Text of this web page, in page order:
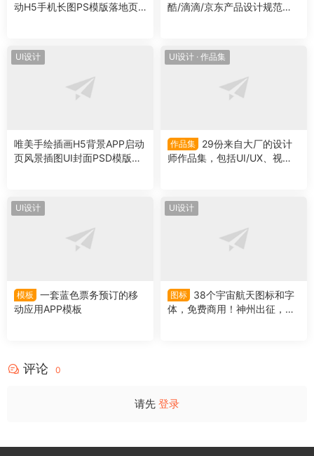
动H5手机长图PS模版落地页U
酷/滴滴/京东产品设计规范文
UI设计
唯美手绘插画H5背景APP启动
页风景插图UI封面PSD模版设
UI设计 · 作品集
作品集
29份来自大厂的设计
师作品集，包括UI/UX、视
UI设计
模板
一套蓝色票务预订的移
动应用APP模板
UI设计
图标
38个宇宙航天图标和字
体，免费商用！神州出征，汉
评论 0
请先 登录